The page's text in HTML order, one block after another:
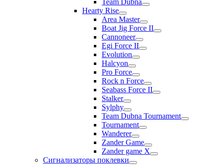
Team Dubna
Hearty Rise
Area Master
Boat Jig Force II
Cannoneer
Egi Force II
Evolution
Halcyon
Pro Force
Rock n Force
Seabass Force II
Stalker
Sylphy
Team Dubna Tournament
Tournament
Wanderer
Zander Game
Zander game X
Сигнализаторы поклевки